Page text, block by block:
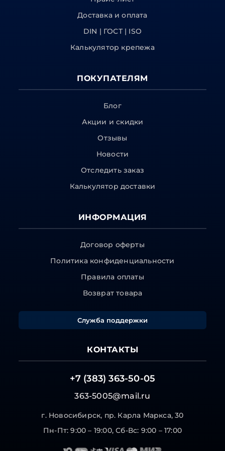
Доставка и оплата
DIN | ГОСТ | ISO
Калькулятор крепежа
ПОКУПАТЕЛЯМ
Блог
Акции и скидки
Отзывы
Новости
Отследить заказ
Калькулятор доставки
ИНФОРМАЦИЯ
Договор оферты
Политика конфиденциальности
Правила оплаты
Возврат товара
Служба поддержки
КОНТАКТЫ
+7 (383) 363-50-05
363-5005@mail.ru
г. Новосибирск, пр. Карла Маркса, 30
Пн-Пт: 9:00 – 19:00, Сб-Вс: 9:00 – 17:00